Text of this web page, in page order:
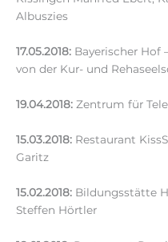
Albuszies
17.05.2018: Bayerischer Hof
von der Kur- und
19.04.2018: Zentrum für
15.03.2018: Restaurant
Garitz
15.02.2018: Bildungsstätte
Steffen Hörtler